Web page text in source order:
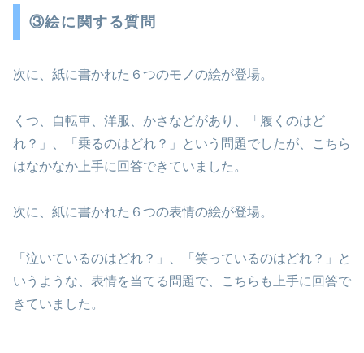
③絵に関する質問
次に、紙に書かれた６つのモノの絵が登場。
くつ、自転車、洋服、かさなどがあり、「履くのはど
れ？」、「乗るのはどれ？」という問題でしたが、こちら
はなかなか上手に回答できていました。
次に、紙に書かれた６つの表情の絵が登場。
「泣いているのはどれ？」、「笑っているのはどれ？」と
いうような、表情を当てる問題で、こちらも上手に回答で
きていました。